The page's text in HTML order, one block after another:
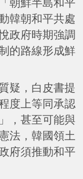
朝鮮半島和平
韓朝和平共處
政府時期強調
的路線形成鮮
疑，白皮書提
度上等同承認
，甚至可能與
法，韓國領土
府須推動和平